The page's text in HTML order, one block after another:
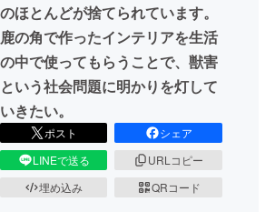
CAMPFIRE for Social Good
CAMPFIREふるさと納税machi-ya
のほとんどが捨てられています。
鹿の角で作ったインテリアを生活
の中で使ってもらうことで、獣害
という社会問題に明かりを灯して
いきたい。
ポスト
シェア
LINEで送る
URLコピー
埋め込み
QRコード